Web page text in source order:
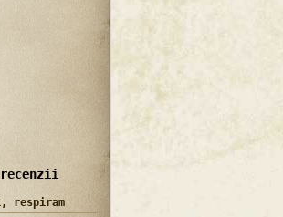
respiram